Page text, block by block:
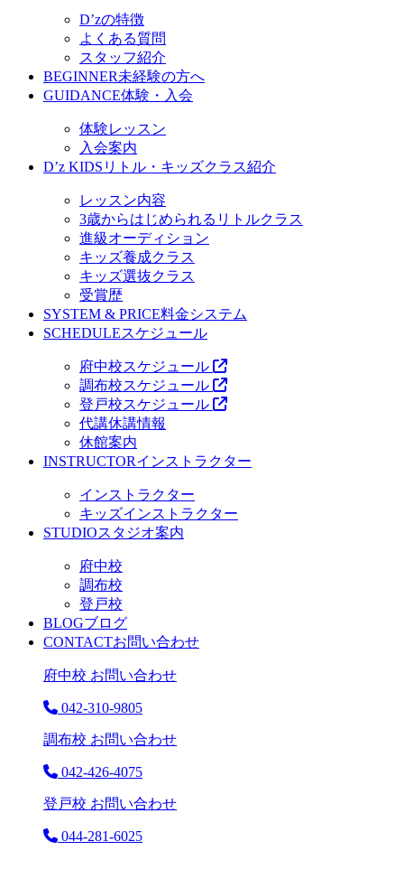
D’zの特徴
よくある質問
スタッフ紹介
BEGINNER未経験の方へ
GUIDANCE体験・入会
体験レッスン
入会案内
D’z KIDS リトル・キッズクラス紹介
レッスン内容
3歳からはじめられるリトルクラス
進級オーディション
キッズ養成クラス
キッズ選抜クラス
受賞歴
SYSTEM & PRICE料金システム
SCHEDULEスケジュール
府中校スケジュール
調布校スケジュール
登戸校スケジュール
代講休講情報
休館案内
INSTRUCTORインストラクター
インストラクター
キッズインストラクター
STUDIOスタジオ案内
府中校
調布校
登戸校
BLOGブログ
CONTACTお問い合わせ
府中校 お問い合わせ
042-310-9805
調布校 お問い合わせ
042-426-4075
登戸校 お問い合わせ
044-281-6025